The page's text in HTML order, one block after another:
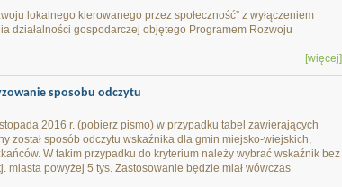
lokalnego kierowanego przez społeczność” z wyłączeniem
działalności gospodarczej objętego Programem Rozwoju
[więcej]
sposobu odczytu
2016 r. (pobierz pismo) w przypadku tabel zawierających
sposób odczytu wskaźnika dla gmin miejsko-wiejskich,
W takim przypadku do kryterium należy wybrać wskaźnik bez
powyżej 5 tys. Zastosowanie będzie miał wówczas